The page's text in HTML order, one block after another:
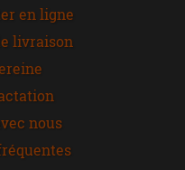
en ligne
livraison
nous